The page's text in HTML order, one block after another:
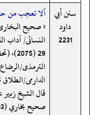
سنن أبي
داود
2231
ألا تعجب من
الدارمی/الطلاق 15 (2338) (صحیح) »
قال الشيخ زبير
صحيح بخاري (5283)